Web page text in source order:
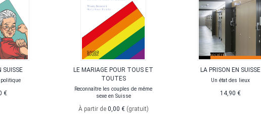
SUISSE
politique
€
LE MARIAGE POUR TOUS ET
TOUTES
Reconnaître les couples de même
sexe en Suisse
À partir de 0,00 € (gratuit)
LA PRISON EN SUISSE
Un état des lieux
14,90 €